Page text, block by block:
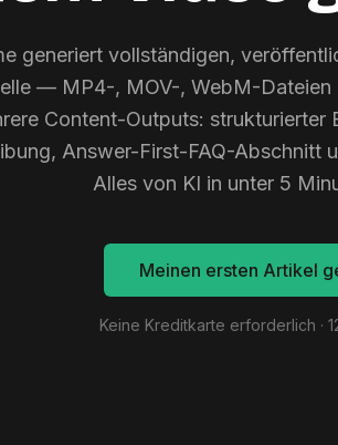
generiert vollständigen,
— MP4-, MOV-, WebM-Dateien
Content-Outputs:
Answer-First-FAQ-Abschnitt
Alles von KI in unter 5
Meinen ersten Artikel
Keine Kreditkarte erforderlich ·